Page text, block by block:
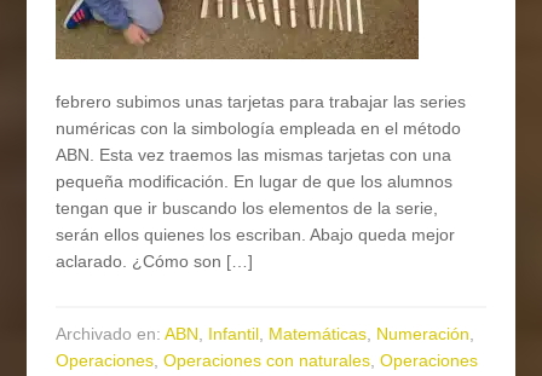
febrero subimos unas tarjetas para trabajar las series
numéricas con la simbología empleada en el método
ABN. Esta vez traemos las mismas tarjetas con una
pequeña modificación. En lugar de que los alumnos
tengan que ir buscando los elementos de la serie,
serán ellos quienes los escriban. Abajo queda mejor
aclarado. ¿Cómo son […]
Archivado en:ABN, Infantil, Matemáticas, Numeración,
Operaciones,Operaciones con naturales,Operaciones